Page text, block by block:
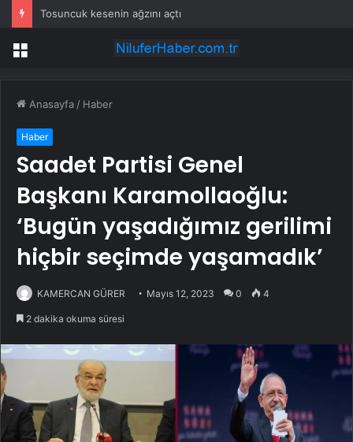
Tosuncuk kesenin ağzını açtı
Menü
Anasayfa / Haber
Haber
Saadet Partisi Genel
Başkanı Karamollaoğlu:
‘Bugün yaşadığımız gerilimi
hiçbir seçimde yaşamadık’
KAMERCAN GÜRER Mayıs 12, 2023 0 4
2 dakika okuma süresi